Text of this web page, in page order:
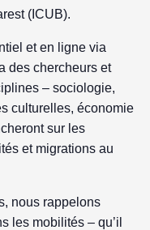
(ICUB).
et en ligne via
des chercheurs et
– sociologie,
culturelles, économie
sur les
et migrations au
nous rappelons
les mobilités – qu’il